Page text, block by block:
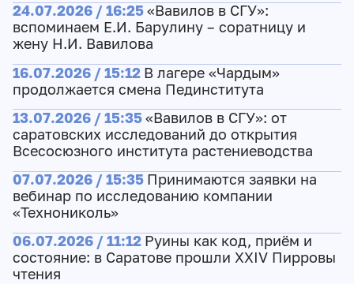
24.07.2026 / 16:25«Вавилов в СГУ»:
вспоминаем Е.И. Барулину – соратницу и
жену Н.И. Вавилова
16.07.2026 / 15:12 В лагере «Чардым»
продолжается смена Пединститута
13.07.2026 / 15:35«Вавилов в СГУ»: от
саратовских исследований до открытия
Всесосюзного института растениеводства
07.07.2026 / 15:35 Принимаются заявки на
вебинар по исследованию компании
«Технониколь»
06.07.2026 / 11:12 Руины как код, приём и
состояние: в Саратове прошли XXIV Пирровы
чтения